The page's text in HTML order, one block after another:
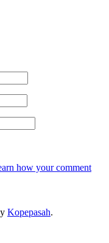
how your comment
Kopepasah.